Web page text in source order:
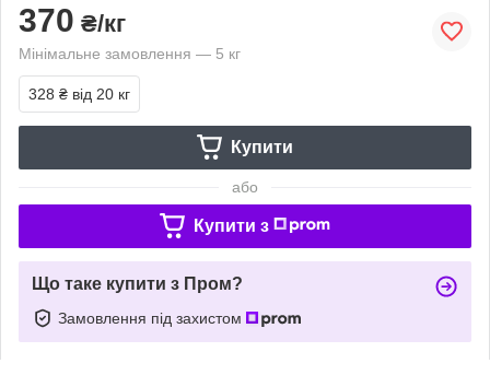
370 ₴/кг
Мінімальне замовлення — 5 кг
328 ₴ від 20 кг
Купити
або
Купити з
Що таке купити з Пром?
Замовлення під захистом